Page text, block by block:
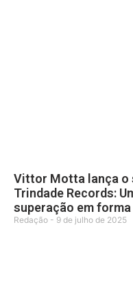
Vittor Motta lança o
Trindade Records:
superação em forma
Redação 9 de julho de 2025